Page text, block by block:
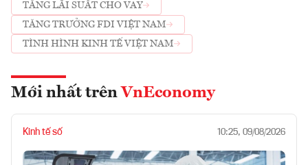
TĂNG LÃI SUẤT CHO VAY
TĂNG TRƯỞNG FDI VIỆT NAM
TÌNH HÌNH KINH TẾ VIỆT NAM
Mới nhất trên VnEconomy
Kinh tế số 10:25, 09/08/2026